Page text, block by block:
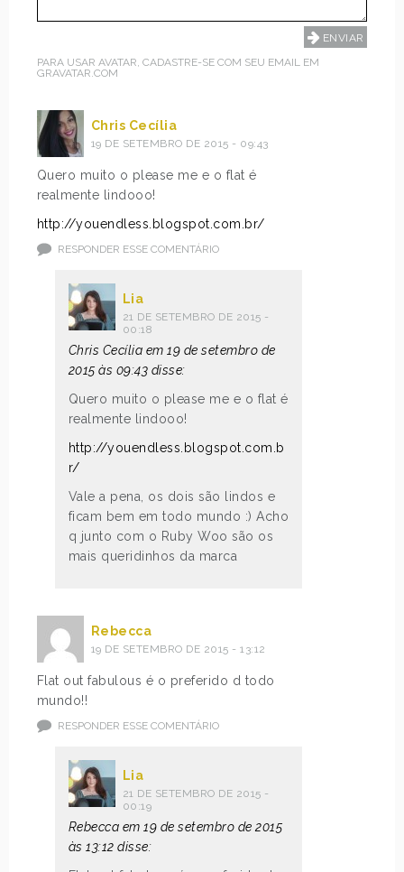
PARA USAR AVATAR, CADASTRE-SE COM SEU EMAIL EM
GRAVATAR.COM
Chris Cecília
19 DE SETEMBRO DE 2015 - 09:43
Quero muito o please me e o flat é
realmente lindooo!
http://youendless.blogspot.com.br/
RESPONDER ESSE COMENTÁRIO
Lia
21 DE SETEMBRO DE 2015 -
00:18
Chris Cecília em 19 de setembro de
2015 às 09:43 disse:
Quero muito o please me e o flat é
realmente lindooo!
http://youendless.blogspot.com.b
r/
Vale a pena, os dois são lindos e
ficam bem em todo mundo :) Acho
q junto com o Ruby Woo são os
mais queridinhos da marca
Rebecca
19 DE SETEMBRO DE 2015 - 13:12
Flat out fabulous é o preferido d todo
mundo!!
RESPONDER ESSE COMENTÁRIO
Lia
21 DE SETEMBRO DE 2015 -
00:19
Rebecca em 19 de setembro de 2015
às 13:12 disse: